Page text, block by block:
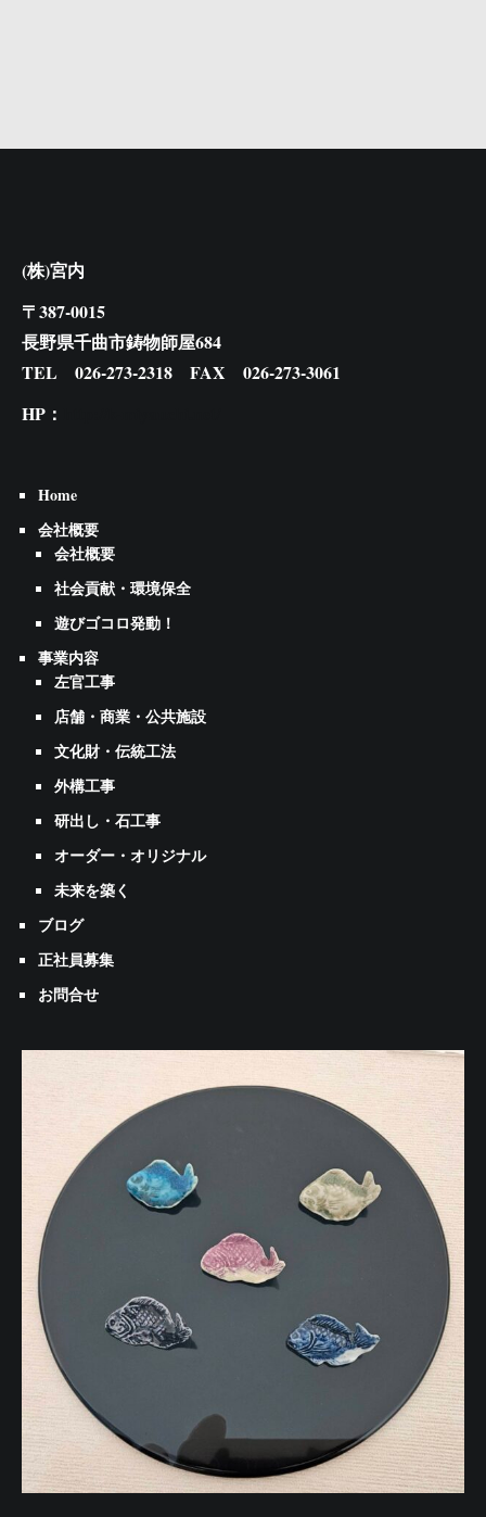
(株)宮内
〒387-0015
長野県千曲市鋳物師屋684
TEL 026-273-2318 FAX 026-273-3061
HP：
Home
会社概要
会社概要
社会貢献・環境保全
遊びゴコロ発動！
事業内容
左官工事
店舗・商業・公共施設
文化財・伝統工法
外構工事
研出し・石工事
オーダー・オリジナル
未来を築く
ブログ
正社員募集
お問合せ